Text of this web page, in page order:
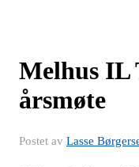
Melhus
årsmøte
Postet av Lasse